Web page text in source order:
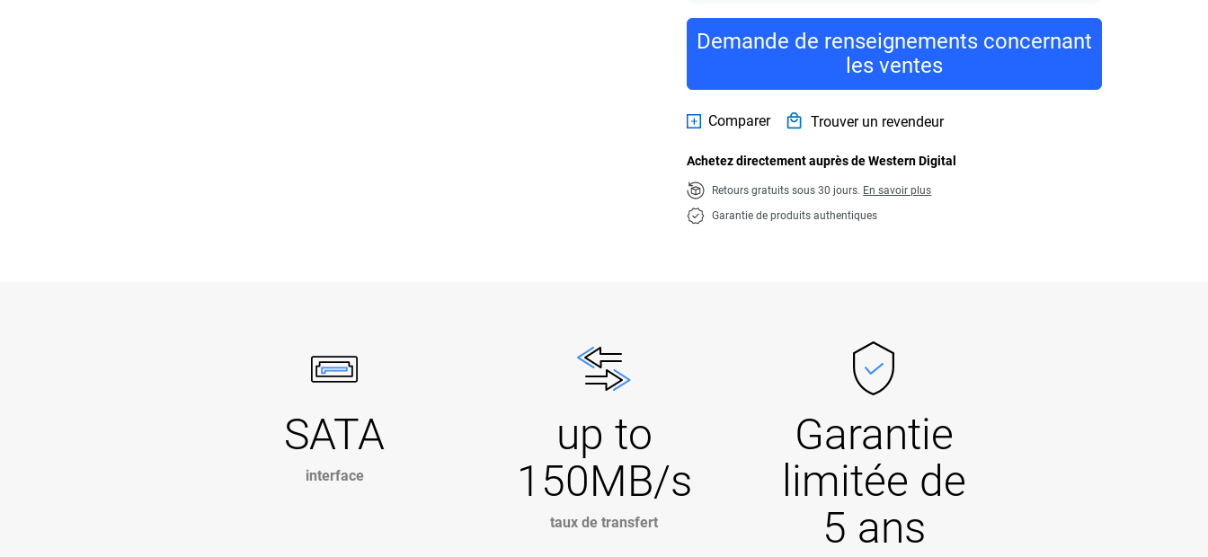
Demande de renseignements concernant
les ventes
Comparer Trouver un revendeur
Achetez directement auprès de Western Digital
Retours gratuits sous 30 jours. En savoir plus
Garantie de produits authentiques
SATA
interface
up to
150MB/s
taux de transfert
Garantie
limitée de
5 ans